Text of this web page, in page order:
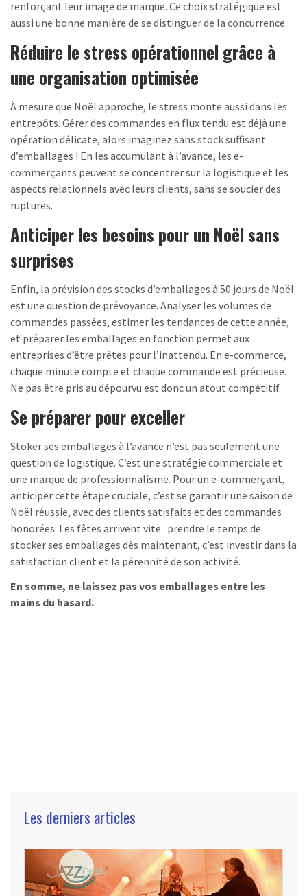
renforçant leur image de marque. Ce choix stratégique est
aussi une bonne manière de se distinguer de la concurrence.
Réduire le stress opérationnel grâce à
une organisation optimisée
À mesure que Noël approche, le stress monte aussi dans les
entrepôts. Gérer des commandes en flux tendu est déjà une
opération délicate, alors imaginez sans stock suffisant
d’emballages ! En les accumulant à l’avance, les e-
commerçants peuvent se concentrer sur la logistique et les
aspects relationnels avec leurs clients, sans se soucier des
ruptures.
Anticiper les besoins pour un Noël sans
surprises
Enfin, la prévision des stocks d’emballages à 50 jours de Noël
est une question de prévoyance. Analyser les volumes de
commandes passées, estimer les tendances de cette année,
et préparer les emballages en fonction permet aux
entreprises d’être prêtes pour l’inattendu. En e-commerce,
chaque minute compte et chaque commande est précieuse.
Ne pas être pris au dépourvu est donc un atout compétitif.
Se préparer pour exceller
Stoker ses emballages à l’avance n’est pas seulement une
question de logistique. C’est une stratégie commerciale et
une marque de professionnalisme. Pour un e-commerçant,
anticiper cette étape cruciale, c’est se garantir une saison de
Noël réussie, avec des clients satisfaits et des commandes
honorées. Les fêtes arrivent vite : prendre le temps de
stocker ses emballages dès maintenant, c’est investir dans la
satisfaction client et la pérennité de son activité.
En somme, ne laissez pas vos emballages entre les
mains du hasard.
Les derniers articles